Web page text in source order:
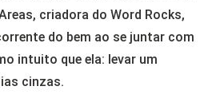
criadora do Word Rocks,
do bem ao se juntar com
intuito que ela: levar um
cinzas.